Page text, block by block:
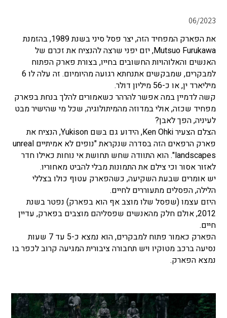
06/2023
את הפארק המפחיד הזה, יצר פסל סיני בשנת 1989, בהזמנת
Mutsuo Furukawa, יזם יפני שרצה להנציח את זכרם של
האנשים והאלוהויות החשובים בחייו, בצורת פארק הפתוח
למבקרים, שמבקשים אתנחתא רגועה מהיומיום. זה עלה לו 6
מיליארד ין, או כ-56 מיליון דולר.
קשה לדמיין במה אפשר להרהר כשאמורים להלך בנחת בפארק
מפחיד שכזה, אולי במדוזה מהמיתולוגיה, שכל מי שהישיר מבט
לעיניה, הפך לאבן?
הצלם הצעיר Ken Ohki, הידוע גם בשם Yukison, הנציח את
פארק הרפאים הזה בסדרה שנקראת "נופים לא אמיתיים unreal
landscapes". הוא התוודה שחש תחושת אי נוחות כאילו חדר
לאזור אסור וכי צילם את התמונות מבלי להביט מאחוריו.
יש אומרים שבעת השקיעה, כשהפארק עטוף כולו בצללי
הלילה, הפסלים מתעוררים לחיים.
היזם עצמו (שפסל שלו מוצב אף הוא בפארק) נפטר בשנת
2012, אולם חלק מהאנשים שפסליהם מוצבים בפארק, עדיין
חיים.
הפארק כאמור פתוח למבקרים, הוא נמצא כ-5 עד 7 שעות
נסיעה ברכב מטוקיו ויש תחבורה ציבורית המגיעה קרוב לכפר בו
נמצא הפארק.